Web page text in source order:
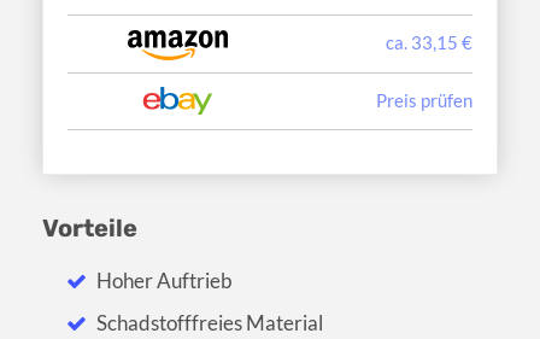
ca. 33,15 €
Preis prüfen
Vorteile
Hoher Auftrieb
Schadstofffreies Material